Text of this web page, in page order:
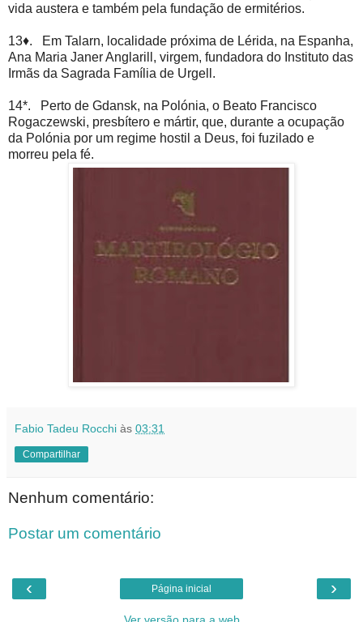
vida austera e também pela fundação de ermitérios.
13♦. Em Talarn, localidade próxima de Lérida, na Espanha,
Ana Maria Janer Anglarill, virgem, fundadora do Instituto das
Irmãs da Sagrada Família de Urgell.
14*. Perto de Gdansk, na Polónia, o Beato Francisco
Rogaczewski, presbítero e mártir, que, durante a ocupação
da Polónia por um regime hostil a Deus, foi fuzilado e
morreu pela fé.
Fabio Tadeu Rocchi às 03:31
Compartilhar
Nenhum comentário:
Postar um comentário
‹ ›
Página inicial